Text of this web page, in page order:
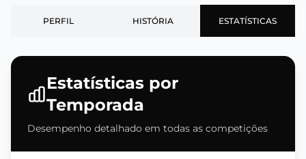
PERFIL HISTÓRIA ESTATÍSTICAS
Estatísticas por
Temporada
Desempenho detalhado em todas as competições